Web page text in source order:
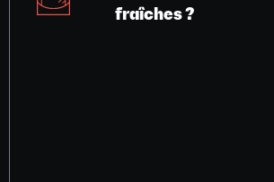
fraîches ?